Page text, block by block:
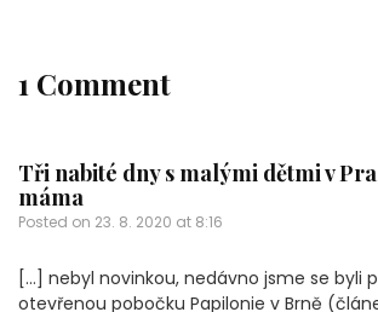
1 Comment
Tři nabité dny s malými dětmi v
máma
Posted on 23. 8. 2020 at 8:16
[…] nebyl novinkou, nedávno jsme se byli
otevřenou pobočku Papilonie v Brně